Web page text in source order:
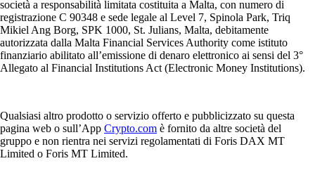
società a responsabilità limitata costituita a Malta, con numero di
registrazione C 90348 e sede legale al Level 7, Spinola Park, Triq
Mikiel Ang Borg, SPK 1000, St. Julians, Malta, debitamente
autorizzata dalla Malta Financial Services Authority come istituto
finanziario abilitato all’emissione di denaro elettronico ai sensi del 3°
Allegato al Financial Institutions Act (Electronic Money Institutions).
Qualsiasi altro prodotto o servizio offerto e pubblicizzato su questa
pagina web o sull’App Crypto.com è fornito da altre società del
gruppo e non rientra nei servizi regolamentati di Foris DAX MT
Limited o Foris MT Limited.